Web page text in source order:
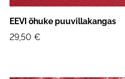
EEVI õhuke puuvillakangas
29,50 €